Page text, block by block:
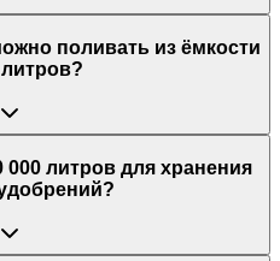
поливать из ёмкости
000 литров для хранения